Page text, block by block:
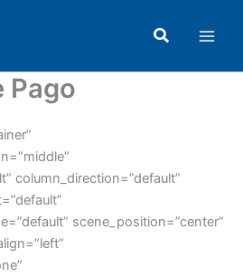
Buscar
Pago
column_direction=”default”
scene_position=”center”